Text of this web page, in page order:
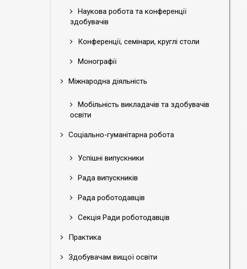
Наукова робота та конференції
здобувачів
Конференції, семінари, круглі столи
Монографії
Міжнародна діяльність
Мобільність викладачів та здобувачів
освіти
Соціально-гуманітарна робота
Успішні випускники
Рада випускників
Рада роботодавців
Секція Ради роботодавців
Практика
Здобувачам вищої освіти